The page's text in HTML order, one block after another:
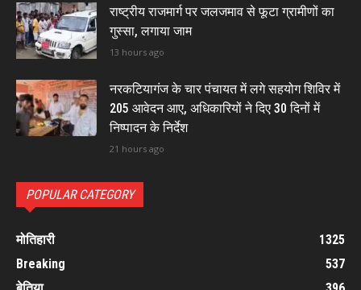
राष्ट्रीय राजमार्ग पर जलजमाव से फूटा ग्रामीणों का
गुस्सा, लगाया जाम
13 hours ago
नरकटियागंज के चार पंचायत में लगे सहयोग शिविर में
205 आवेदन आए, अधिकारियों ने दिए 30 दिनों में
निष्पादन के निर्देश
21 hours ago
POPULAR CATEGORY
मोतिहारी
1325
Breaking
537